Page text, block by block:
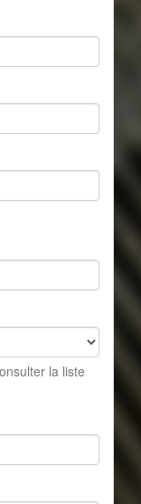
la liste